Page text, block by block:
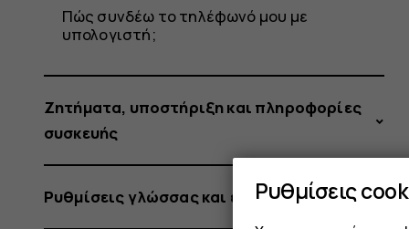
Πώς συνδέω το τηλέφωνό μου με
υπολογιστή;
Ζητήματα, υποστήριξη και πληροφορίες
συσκευής
Ρυθμίσεις γλώσσας και εισαγωγής
Ρυθμίσεις